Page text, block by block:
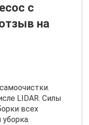
с
на
LIDAR. Силы
всех